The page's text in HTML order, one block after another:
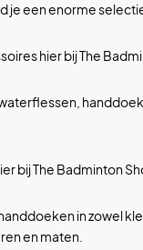
je een enorme
hier bij The
bij The Badminton
in zowel
en maten.